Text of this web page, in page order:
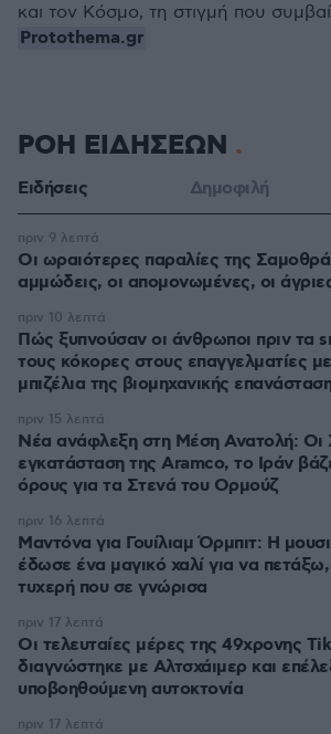
και τον Κόσμο, τη στιγμή που
Protothema.gr
ΡΟΗ ΕΙΔΗΣΕΩΝ
Ειδήσεις Δημοφιλή
Οι ωραιότερες παραλίες της
αμμώδεις, οι απομονωμένες, οι
πριν 9 λεπτά
Πώς ξυπνούσαν οι άνθρωποι πριν τα
τους κόκορες στους επαγγελματίες
μπιζέλια της βιομηχανικής
πριν 10 λεπτά
Νέα ανάφλεξη στη Μέση Ανατολή: Οι
εγκατάσταση της Aramco, το Ιράν
όρους για τα Στενά του Ορμούζ
πριν 15 λεπτά
Μαντόνα για Γουίλιαμ Όρμπιτ: Η
έδωσε ένα μαγικό χαλί για να
τυχερή που σε γνώρισα
πριν 16 λεπτά
Οι τελευταίες μέρες της 49χρονης
διαγνώστηκε με Αλτσχάιμερ και
υποβοηθούμενη αυτοκτονία
πριν 17 λεπτά
πριν 17 λεπτά